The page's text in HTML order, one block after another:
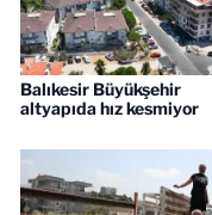
Balıkesir Büyükşehir
altyapıda hız kesmiyor